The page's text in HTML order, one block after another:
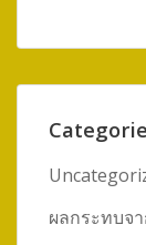
ผลกระทบจ